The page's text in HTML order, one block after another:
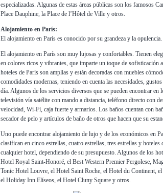
especializadas. Algunas de estas áreas públicas son los famosos
Place Dauphine, la Place de l’Hôtel de Ville y otros.
Alojamiento en París:
El alojamiento en París es conocido por su grandeza y la opulencia.
El alojamiento en París son muy lujosas y confortables. Tienen
en colores ricos y vibrantes, que imparte un toque de sofisticación
hoteles de París son amplias y están decoradas con muebles
comodidades modernas, teniendo en cuenta las necesidades,
día. Algunos de los servicios diversos que se pueden encontrar en
televisión vía satélite con mando a distancia, teléfono directo con
velocidad, Wi-Fi, caja fuerte y armarios. Los baños cuentan con
secador de pelo y artículos de baño de otros que hacen que su
Uno puede encontrar alojamiento de lujo y de los económicos en
clasifican en cinco estrellas, cuatro estrellas, tres estrellas y
cualquier hotel, dependiendo de su presupuesto. Algunos de los
Hotel Royal Saint-Honoré, el Best Western Premier Pergolese,
Tonic Hotel Louvre, el Hotel Saint Roche, el Hotel du Continent,
el Holiday Inn Elíseos, el Hotel Cluny Square y otros.